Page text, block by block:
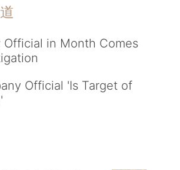
Official in Month Comes
Official 'Is Target of